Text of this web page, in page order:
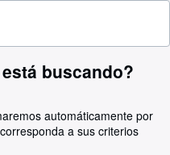
buscando?
automáticamente por
a sus criterios